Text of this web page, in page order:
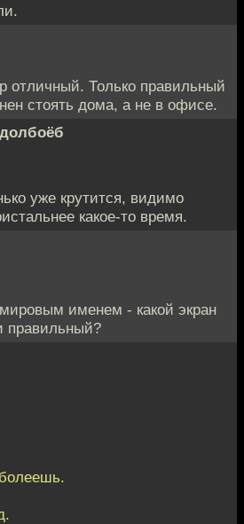
отличный. Только правильный
стоять дома, а не в офисе.
уже крутится, видимо
какое-то время.
мировым именем - какой экран
правильный?